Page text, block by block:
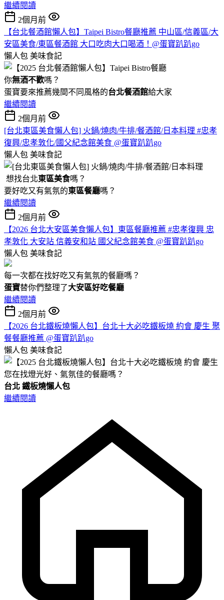
繼續閱讀
2個月前
【台北餐酒館懶人包】Taipei Bistro餐廳推薦 中山區/信義區/大
安區美食/東區餐酒館 大口吃肉大口喝酒！@蛋寶趴趴go
懶人包 美味食記
你無酒不歡嗎？
蛋寶要來推薦幾間不同風格的台北餐酒館給大家
繼續閱讀
2個月前
[台北東區美食懶人包] 火鍋/燒肉/牛排/餐酒館/日本料理 #忠孝
復興/忠孝敦化/國父紀念館美食 @蛋寶趴趴go
懶人包 美味食記
想找台北東區美食嗎？
要好吃又有氣氛的東區餐廳嗎？
繼續閱讀
2個月前
【2026 台北大安區美食懶人包】東區餐廳推薦 #忠孝復興 忠
孝敦化 大安站 信義安和站 國父紀念館美食 @蛋寶趴趴go
懶人包 美味食記
每一次都在找好吃又有氣氛的餐廳嗎？
蛋寶替你們整理了大安區好吃餐廳
繼續閱讀
2個月前
【2026 台北鐵板燒懶人包】台北十大必吃鐵板燒 約會 慶生 聚
餐餐廳推薦 @蛋寶趴趴go
懶人包 美味食記
您在找燈光好、氣氛佳的餐廳嗎？
台北 鐵板燒懶人包
繼續閱讀